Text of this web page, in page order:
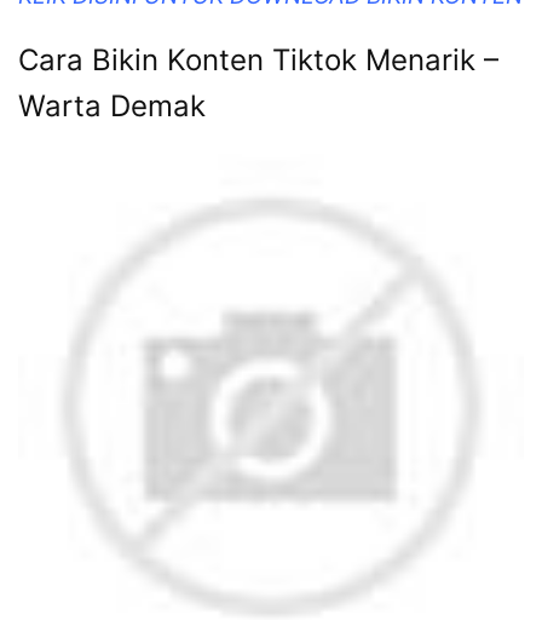
Cara Bikin Konten Tiktok Menarik –
Warta Demak